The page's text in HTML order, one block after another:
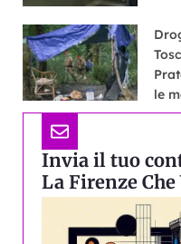
le
Invia il tuo
La Firenze